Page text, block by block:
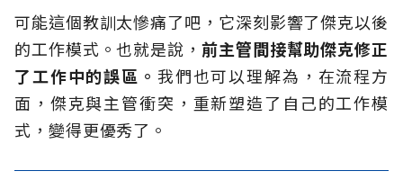
可能這個教訓太慘痛了吧，它深刻影響了傑克以後
的工作模式。也就是說， 前主管間接幫助傑克修正
了工作中的誤區。 我們也可以理解為，在流程方
面，傑克與主管衝突，重新塑造了自己的工作模
式，變得更優秀了。